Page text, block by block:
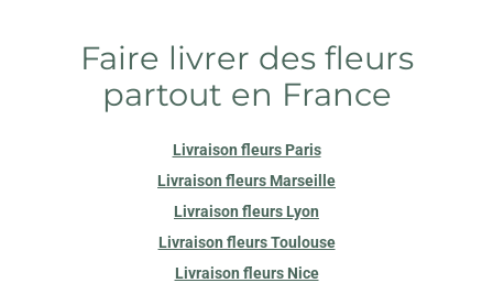
Faire livrer des fleurs
partout en France
Livraison fleurs Paris
Livraison fleurs Marseille
Livraison fleurs Lyon
Livraison fleurs Toulouse
Livraison fleurs Nice